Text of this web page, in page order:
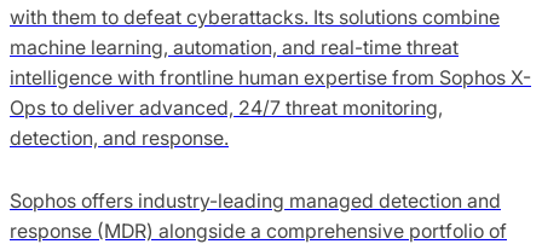
with them to defeat cyberattacks. Its solutions combine
machine learning, automation, and real-time threat
intelligence with frontline human expertise from Sophos X-
Ops to deliver advanced, 24/7 threat monitoring,
detection, and response.
Sophos offers industry-leading managed detection and
response (MDR) alongside a comprehensive portfolio of